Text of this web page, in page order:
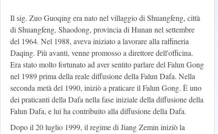
Il sig. Zuo Guoqing era nato nel villaggio di Shuangfeng, città
di Shuangfeng, Shaodong, provincia di Hunan nel settembre
del 1964. Nel 1988, aveva iniziato a lavorare alla raffineria
Daqing. Più avanti, venne promosso a direttore dell'officina.
Era stato molto fortunato ad aver sentito parlare del Falun Gong
nel 1989 prima della reale diffusione della Falun Dafa. Nella
seconda metà del 1990, iniziò a praticare il Falun Gong. È uno
dei praticanti della Dafa nella fase iniziale della diffusione della
Falun Dafa, e lui ha contribuito alla diffusione della Dafa.
Dopo il 20 luglio 1999, il regime di Jiang Zemin iniziò la